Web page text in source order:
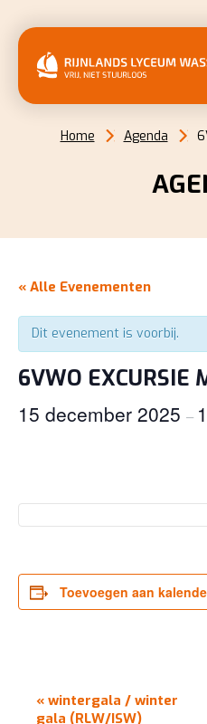
Home Agenda
« Alle Evenementen
Dit evenement is voorbij.
6VWO EXCURSIE
15 december 2025 –
Toevoegen aan
EVENEMENT
NAVIGATIE
« wintergala / winter
gala (RLW/ISW)